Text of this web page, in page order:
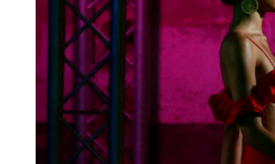
Politica
Tecnologia
Internet
Scienza
Cultura